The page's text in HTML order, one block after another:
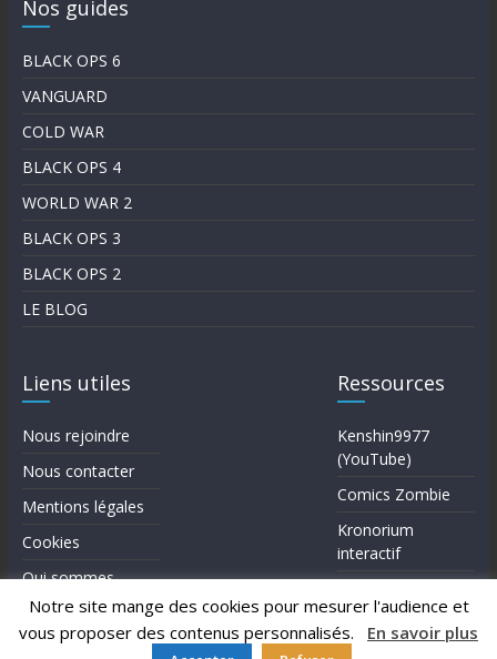
Notre site mange des cookies pour mesurer l'audience et
vous proposer des contenus personnalisés. En savoir plus
Nos guides
BLACK OPS 6
VANGUARD
COLD WAR
BLACK OPS 4
WORLD WAR 2
BLACK OPS 3
BLACK OPS 2
LE BLOG
Liens utiles
Nous rejoindre
Nous contacter
Mentions légales
Cookies
Qui sommes-
nous?
Ressources
Kenshin9977
(YouTube)
Comics Zombie
Kronorium
interactif